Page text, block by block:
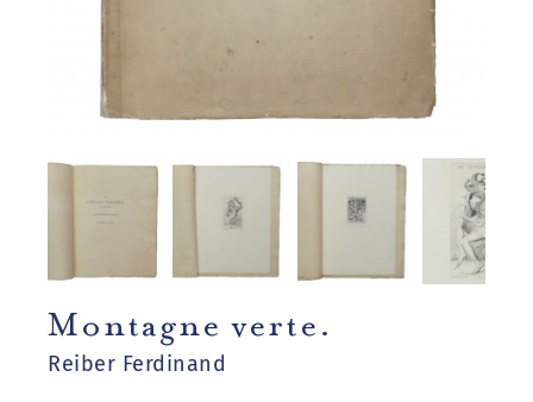
Montagne verte.
Reiber Ferdinand